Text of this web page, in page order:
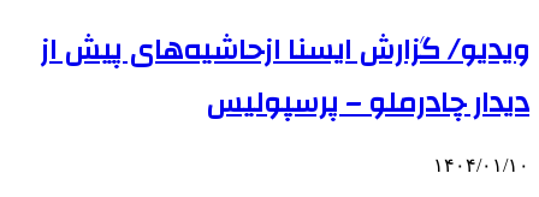
ویدیو/ گزارش ایسنا ازحاشیه‌های پیش از
دیدار چادرملو – پرسپولیس
۱۴۰۴/۰۱/۱۰